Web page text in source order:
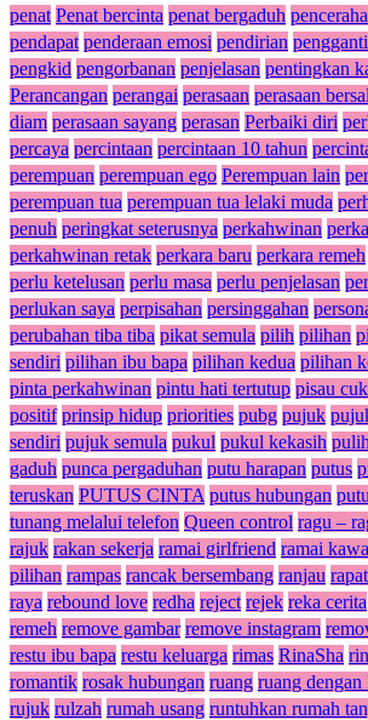
penat Penat bercinta penat bergaduh
pendapat penderaan emosi pendirian pengganti
pengkid pengorbanan penjelasan pentingkan
Perancangan perangai perasaan perasaan
diam perasaan sayang perasan Perbaiki diri
percaya percintaan percintaan 10 tahun
perempuan perempuan ego Perempuan lain
perempuan tua perempuan tua lelaki muda
penuh peringkat seterusnya perkahwinan
perkahwinan retak perkara baru perkara remeh
perlu ketelusan perlu masa perlu penjelasan
perlukan saya perpisahan persinggahan
perubahan tiba tiba pikat semula pilih pilihan
sendiri pilihan ibu bapa pilihan kedua pilihan
pinta perkahwinan pintu hati tertutup pisau
positif prinsip hidup priorities pubg pujuk
sendiri pujuk semula pukul pukul kekasih
gaduh punca pergaduhan putu harapan putus
teruskan PUTUS CINTA putus hubungan
tunang melalui telefon Queen control ragu –
rajuk rakan sekerja ramai girlfriend ramai
pilihan rampas rancak bersembang ranjau rapat
raya rebound love redha reject rejek reka cerita
remeh remove gambar remove instagram
restu ibu bapa restu keluarga rimas RinaSha
romantik rosak hubungan ruang ruang dengan
rujuk rulzah rumah usang runtuhkan rumah